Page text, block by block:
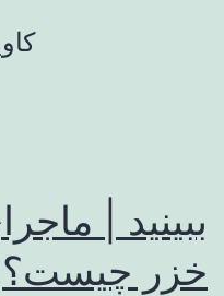
ببینید |
خزر چیست؟